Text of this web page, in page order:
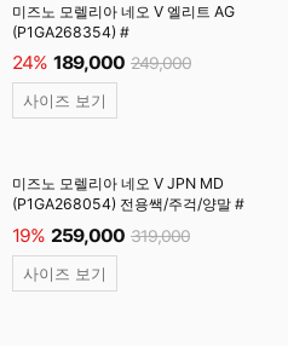
미즈노 모렐리아 네오 V 엘리트 AG
(P1GA268354) #
24% 189,000 249,000
사이즈 보기
미즈노 모렐리아 네오 V JPN MD
(P1GA268054) 전용쌕/주걱/양말 #
19% 259,000 319,000
사이즈 보기